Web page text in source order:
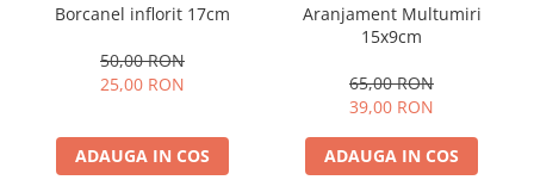
Borcanel inflorit 17cm
50,00 RON
25,00 RON
ADAUGA IN COS
Aranjament Multumiri
15x9cm
65,00 RON
39,00 RON
ADAUGA IN COS